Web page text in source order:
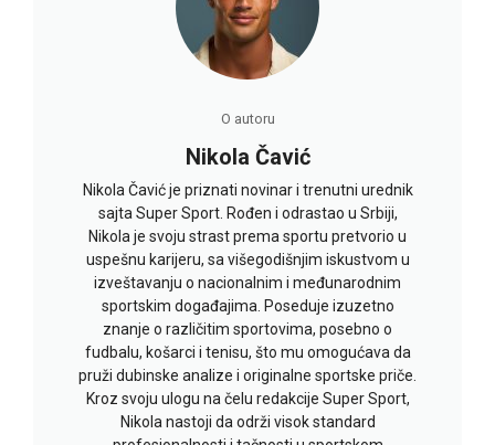
O autoru
Nikola Čavić
Nikola Čavić je priznati novinar i trenutni urednik
sajta Super Sport. Rođen i odrastao u Srbiji,
Nikola je svoju strast prema sportu pretvorio u
uspešnu karijeru, sa višegodišnjim iskustvom u
izveštavanju o nacionalnim i međunarodnim
sportskim događajima. Poseduje izuzetno
znanje o različitim sportovima, posebno o
fudbalu, košarci i tenisu, što mu omogućava da
pruži dubinske analize i originalne sportske priče.
Kroz svoju ulogu na čelu redakcije Super Sport,
Nikola nastoji da održi visok standard